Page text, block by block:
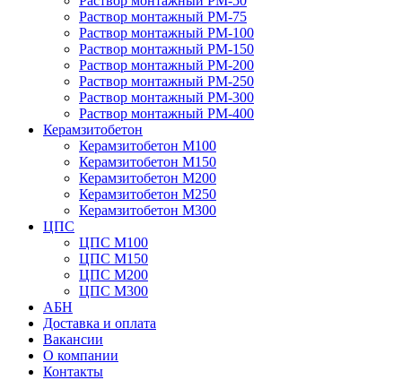
Раствор монтажный РМ-75
Раствор монтажный РМ-100
Раствор монтажный РМ-150
Раствор монтажный РМ-200
Раствор монтажный РМ-250
Раствор монтажный РМ-300
Раствор монтажный РМ-400
Керамзитобетон
Керамзитобетон М100
Керамзитобетон М150
Керамзитобетон М200
Керамзитобетон М250
Керамзитобетон М300
ЦПС
ЦПС М100
ЦПС М150
ЦПС М200
ЦПС М300
АБН
Доставка и оплата
Вакансии
О компании
Контакты